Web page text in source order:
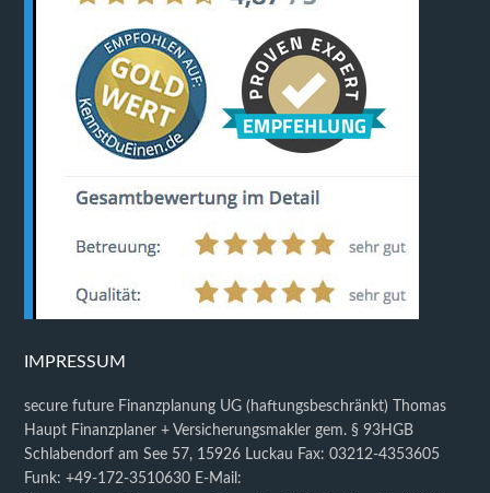
IMPRESSUM
secure future Finanzplanung UG (haftungsbeschränkt) Thomas
Haupt Finanzplaner + Versicherungsmakler gem. § 93HGB
Schlabendorf am See 57, 15926 Luckau Fax: 03212-4353605
Funk: +49-172-3510630 E-Mail: